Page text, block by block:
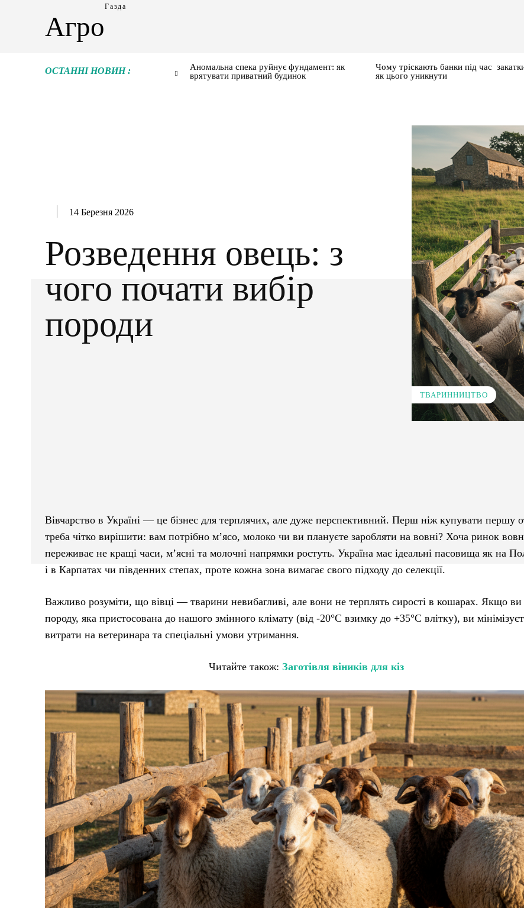
Агро
Газда
ОСТАННІ НОВИН :
Аномальна спека руйнує фундамент: як
врятувати приватний будинок
Чому тріскають банки під час
як цього уникнути
14 Березня 2026
Розведення овець: з
чого почати вибір
породи
ТВАРИННИЦТВО
Вівчарство в Україні — це бізнес для терплячих, але дуже перспективний. Перш ніж купувати першу
треба чітко вирішити: вам потрібно м’ясо, молоко чи ви плануєте заробляти на вовні? Хоча ринок
переживає не кращі часи, м’ясні та молочні напрямки ростуть. Україна має ідеальні пасовища як на
і в Карпатах чи південних степах, проте кожна зона вимагає свого підходу до селекції.
Важливо розуміти, що вівці — тварини невибагливі, але вони не терплять сирості в кошарах. Якщо ви
породу, яка пристосована до нашого змінного клімату (від -20°C взимку до +35°C влітку), ви
витрати на ветеринара та спеціальні умови утримання.
Читайте також: Заготівля віників для кіз